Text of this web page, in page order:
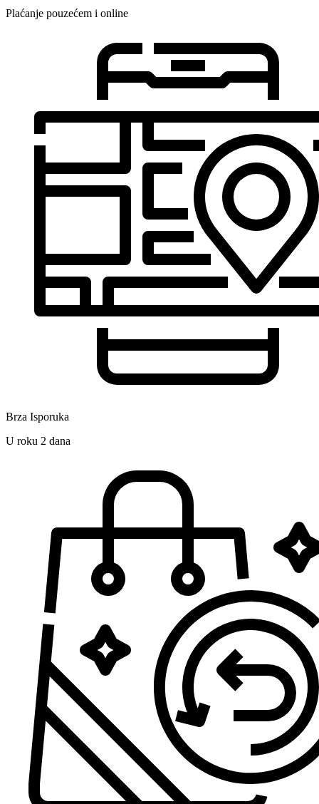
Plaćanje pouzećem i online
Brza Isporuka
U roku 2 dana